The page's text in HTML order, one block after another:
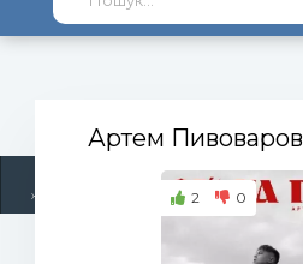
Жанри Топ 100
Артем Пивоваров
2 0